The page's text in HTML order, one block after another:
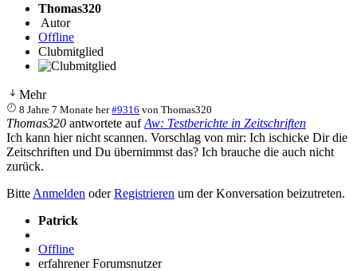
Thomas320
Autor
Offline
Clubmitglied
Mehr
8 Jahre 7 Monate her #9316 vonThomas320
Thomas320 antwortete aufAw: Testberichte in Zeitschriften
Ich kann hier nicht scannen. Vorschlag von mir: Ich ischicke Dir die
Zeitschriften und Du übernimmst das? Ich brauche die auch nicht
zurück.
Bitte Anmelden oderRegistrieren um der Konversation beizutreten.
Patrick
Offline
erfahrener Forumsnutzer